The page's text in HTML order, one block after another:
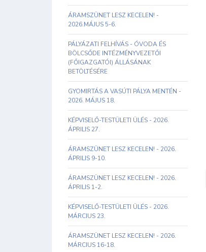
ÁRAMSZÜNET LESZ KECELEN! -
2026.MÁJUS 5-6.
PÁLYÁZATI FELHÍVÁS - ÓVODA ÉS
BÖLCSŐDE INTÉZMÉNYVEZETŐI
(FŐIGAZGATÓI) ÁLLÁSÁNAK
BETÖLTÉSÉRE
GYOMIRTÁS A VASÚTI PÁLYA MENTÉN -
2026. MÁJUS 18.
KÉPVISELŐ-TESTÜLETI ÜLÉS - 2026.
ÁPRILIS 27.
ÁRAMSZÜNET LESZ KECELEN! - 2026.
ÁPRILIS 9-10.
ÁRAMSZÜNET LESZ KECELEN! - 2026.
ÁPRILIS 1-2.
KÉPVISELŐ-TESTÜLETI ÜLÉS - 2026.
MÁRCIUS 23.
ÁRAMSZÜNET LESZ KECELEN! - 2026.
MÁRCIUS 16-18.